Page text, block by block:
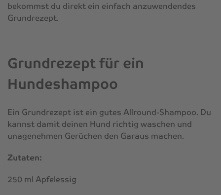
bekommst du direkt ein einfach anzuwendendes
Grundrezept.
Grundrezept für ein
Hundeshampoo
Ein Grundrezept ist ein gutes Allround-Shampoo. Du
kannst damit deinen Hund richtig waschen und
unagenehmen Gerüchen den Garaus machen.
Zutaten:
250 ml Apfelessig